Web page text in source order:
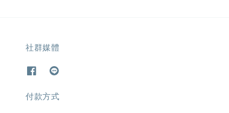
社群媒體
付款方式